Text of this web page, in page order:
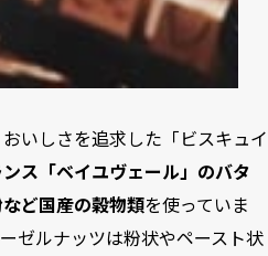
いしさを追求した「ビスキュイ
ンス「ベイユヴェール」のバタ
ど国産の穀物類を使っていま
ゼルナッツは粉状やペースト状